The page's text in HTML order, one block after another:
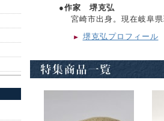
●作家 堺克弘
宮崎市出身。現在岐阜
堺克弘プロフィール